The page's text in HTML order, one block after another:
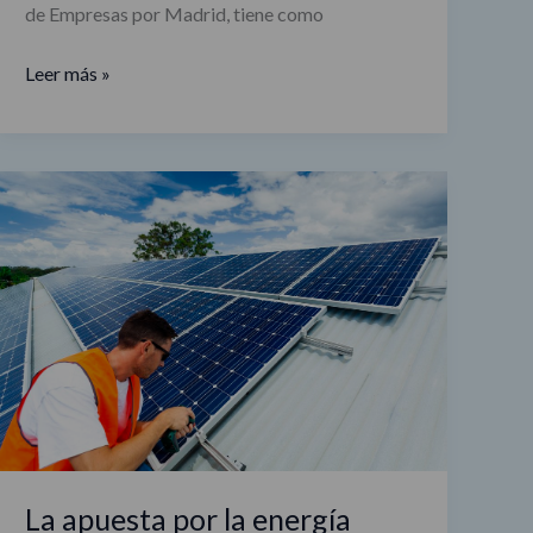
de Empresas por Madrid, tiene como
Leer más »
La apuesta por la energía
apuesta
por
la
energía
solar
de
Telefónica
y
Repsol